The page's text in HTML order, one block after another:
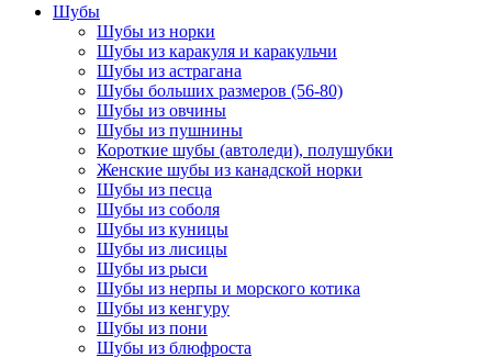
Шубы
Шубы из норки
Шубы из каракуля и каракульчи
Шубы из астрагана
Шубы больших размеров (56-80)
Шубы из овчины
Шубы из пушнины
Короткие шубы (автоледи), полушубки
Женские шубы из канадской норки
Шубы из песца
Шубы из соболя
Шубы из куницы
Шубы из лисицы
Шубы из рыси
Шубы из нерпы и морского котика
Шубы из кенгуру
Шубы из пони
Шубы из блюфроста